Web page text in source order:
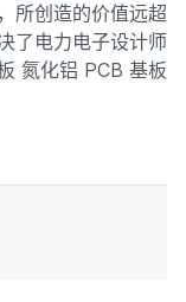
所创造的价值远超
了电力电子设计师
氮化铝 PCB 基板